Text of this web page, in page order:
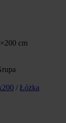
cm
/ Łóżka